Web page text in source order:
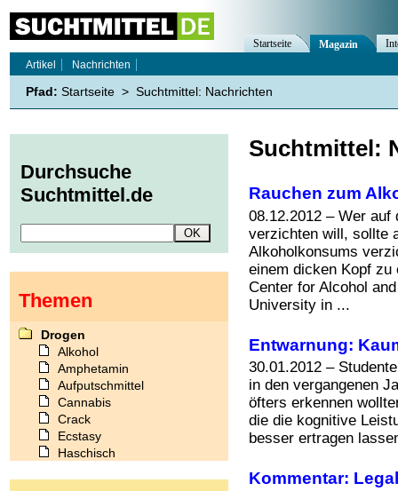
Suchtmittel:
Rauchen zum
08.12.2012 – Wer auf
verzichten will, sollte
Alkoholkonsums
einem dicken Kopf zu
Center for Alcohol
University in ...
Entwarnung:
30.01.2012 –
in den vergangenen
öfters erkennen
die die kognitive
besser ertragen
Kommentar:
Startseite Magazin
Artikel
Nachrichten
Pfad: Startseite > Suchtmittel: Nachrichten
Durchsuche
Suchtmittel.de
Themen
Drogen
Alkohol
Amphetamin
Aufputschmittel
Cannabis
Crack
Ecstasy
Haschisch